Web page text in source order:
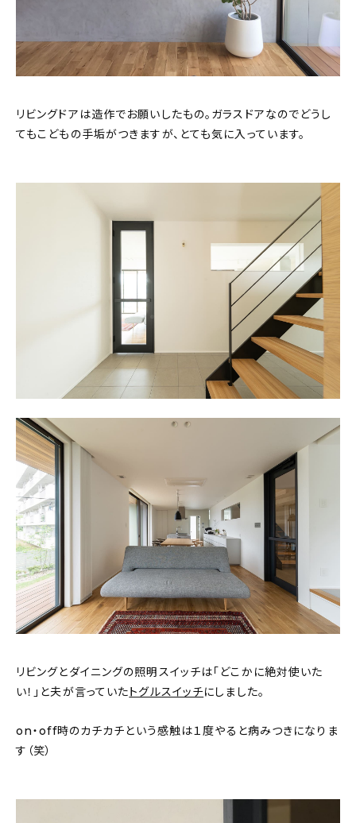
リビングドアは造作でお願いしたもの。ガラスドアなのでどうし
てもこどもの手垢がつきますが、とても気に入っています。
リビングとダイニングの照明スイッチは「どこかに絶対使いた
い！」と夫が言っていたトグルスイッチにしました。
on・off時のカチカチという感触は１度やると病みつきになりま
す（笑）